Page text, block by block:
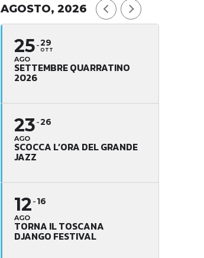
AGOSTO, 2026
25
AGO
29
OTT
SETTEMBRE QUARRATINO
2026
23
AGO
26
SCOCCA L’ORA DEL GRANDE
JAZZ
12
AGO
16
TORNA IL TOSCANA
DJANGO FESTIVAL